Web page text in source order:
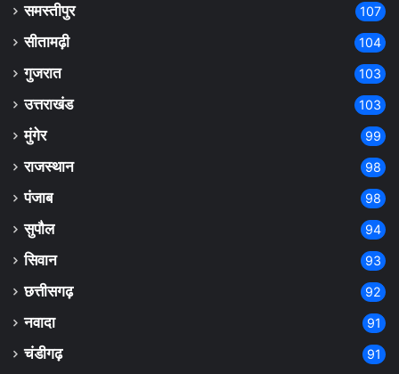
समस्तीपुर 107
सीतामढ़ी 104
गुजरात 103
उत्तराखंड 103
मुंगेर 99
राजस्थान 98
पंजाब 98
सुपौल 94
सिवान 93
छत्तीसगढ़ 92
नवादा 91
चंडीगढ़ 91